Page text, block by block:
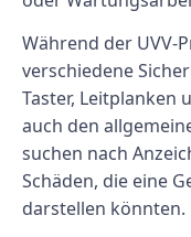
Während der UVV-
verschiedene
Taster, Leitplanken
auch den
suchen nach
Schäden, die eine
darstellen könnten.